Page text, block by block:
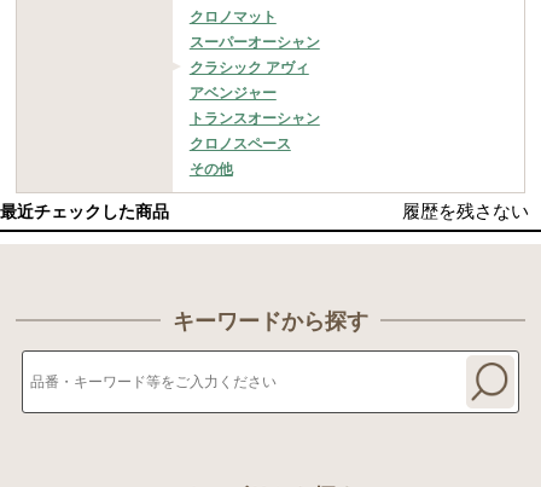
クロノマット
スーパーオーシャン
クラシック アヴィ
アベンジャー
トランスオーシャン
クロノスペース
その他
最近チェックした商品 履歴を残さない
キーワードから探す